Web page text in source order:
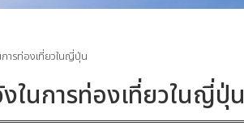
ารท่องเที่ยวในญี่ปุ่น
ในการท่องเที่ยวในญี่ปุ่น